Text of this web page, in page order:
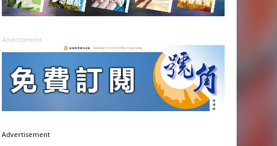
Advertisement
Advertisement